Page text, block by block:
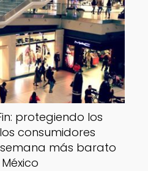
protegiendo los
consumidores
más barato